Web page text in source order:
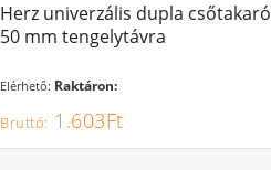
Herz univerzális dupla csőtakaró
50 mm tengelytávra
Elérhető: Raktáron:
1.603Ft